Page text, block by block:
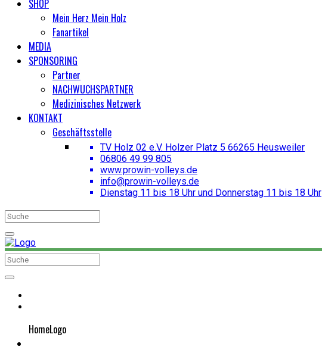
SHOP
Mein Herz Mein Holz
Fanartikel
MEDIA
SPONSORING
Partner
NACHWUCHSPARTNER
Medizinisches Netzwerk
KONTAKT
Geschäftsstelle
TV Holz 02 e.V. Holzer Platz 5 66265 Heusweiler
06806 49 99 805
www.prowin-volleys.de
info@prowin-volleys.de
Dienstag 11 bis 18 Uhr und Donnerstag 11 bis 18 Uhr
HomeLogo